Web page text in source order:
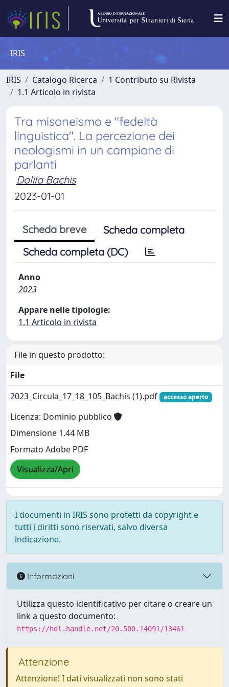
IRIS
IRIS Catalogo Ricerca
1 Contributo su Rivista
1.1 Articolo in rivista
Tra misoneismo e "fedeltà
linguistica". La percezione dei
neologismi in un campione di
parlanti
Dalila Bachis
2023-01-01
Scheda breve
Scheda completa
Scheda completa (DC)
Anno
2023
Appare nelle tipologie:
1.1 Articolo in rivista
File in questo prodotto:
File
2023_Circula_17_18_105_Bachis (1).pdf
accesso aperto
Licenza: Dominio pubblico
Dimensione 1.44 MB
Formato Adobe PDF
Visualizza/Apri
I documenti in IRIS sono protetti da copyright e
tutti i diritti sono riservati, salvo diversa
indicazione.
Informazioni
Utilizza questo identificativo per citare o creare un
link a questo documento:
https://hdl.handle.net/20.500.14091/13461
Attenzione
Attenzione! I dati visualizzati non sono stati